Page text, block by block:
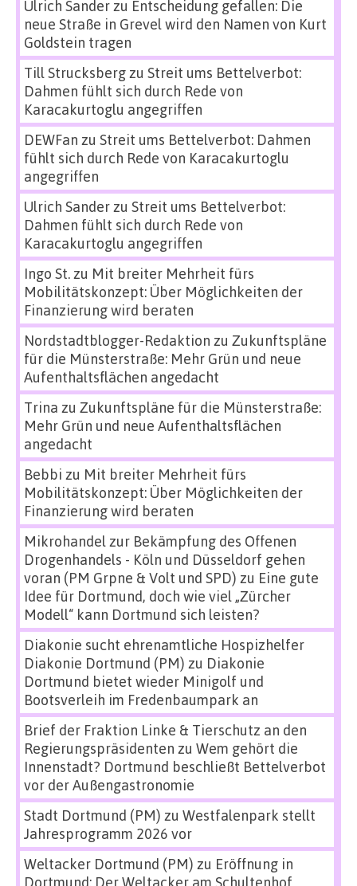
Ulrich Sanderzu Entscheidung gefallen: Die
neue Straße in Grevel wird den Namen von Kurt
Goldstein tragen
Till Strucksbergzu Streit ums Bettelverbot:
Dahmen fühlt sich durch Rede von
Karacakurtoglu angegriffen
DEWFan zu Streit ums Bettelverbot: Dahmen
fühlt sich durch Rede von Karacakurtoglu
angegriffen
Ulrich Sanderzu Streit ums Bettelverbot:
Dahmen fühlt sich durch Rede von
Karacakurtoglu angegriffen
Ingo St.zu Mit breiter Mehrheit fürs
Mobilitätskonzept: Über Möglichkeiten der
Finanzierung wird beraten
Nordstadtblogger-Redaktion zu Zukunftspläne
für die Münsterstraße: Mehr Grün und neue
Aufenthaltsflächen angedacht
Trina zu Zukunftspläne für die Münsterstraße:
Mehr Grün und neue Aufenthaltsflächen
angedacht
Bebbi zu Mit breiter Mehrheit fürs
Mobilitätskonzept: Über Möglichkeiten der
Finanzierung wird beraten
Mikrohandel zur Bekämpfung des Offenen
Drogenhandels - Köln und Düsseldorf gehen
voran (PM Grpne & Volt und SPD) zu Eine gute
Idee für Dortmund, doch wie viel „Zürcher
Modell“ kann Dortmund sich leisten?
Diakonie sucht ehrenamtliche Hospizhelfer
Diakonie Dortmund (PM) zu Diakonie
Dortmund bietet wieder Minigolf und
Bootsverleih im Fredenbaumpark an
Brief der Fraktion Linke & Tierschutz an den
Regierungspräsidenten zu Wem gehört die
Innenstadt? Dortmund beschließt Bettelverbot
vor der Außengastronomie
Stadt Dortmund (PM) zu Westfalenpark stellt
Jahresprogramm 2026 vor
Weltacker Dortmund (PM) zu Eröffnung in
Dortmund: Der Weltacker am Schultenhof